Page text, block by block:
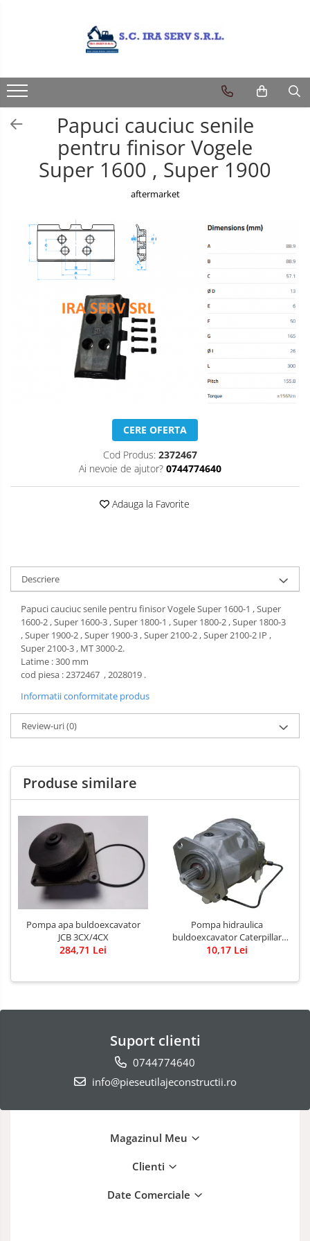
PIESE CATERPILLAR
PIESE KOMATSU
PIESE CASE/NEW HOLLAND/FIAT-
HITACHI/FIAT-KOBELCO
PIESE MANITOU
PIESE TEREX
Papuci cauciuc senile
pentru finisor Vogele
Super 1600 , Super 1900
aftermarket
CERE OFERTA
Cod Produs: 2372467
Ai nevoie de ajutor? 0744774640
Adauga la Favorite
Descriere
Papuci cauciuc senile pentru finisor Vogele Super 1600-1 , Super
1600-2 , Super 1600-3 , Super 1800-1 , Super 1800-2 , Super 1800-3
, Super 1900-2 , Super 1900-3 , Super 2100-2 , Super 2100-2 IP ,
Super 2100-3 , MT 3000-2.
Latime : 300 mm
cod piesa : 2372467 ,2028019 .
Informatii conformitate produs
Review-uri(0)
Produse similare
Pompa apa buldoexcavator
JCB 3CX/4CX
284,71 Lei
Pompa hidraulica
buldoexcavator Caterpillar
428B
10,17 Lei
Suport clienti
0744774640
info@pieseutilajeconstructii.ro
Magazinul Meu
Clienti
Date Comerciale